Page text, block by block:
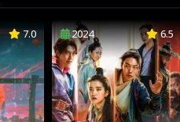
7.0 2024 6.5